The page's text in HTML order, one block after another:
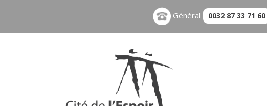
Général 0032 87 33 71 60